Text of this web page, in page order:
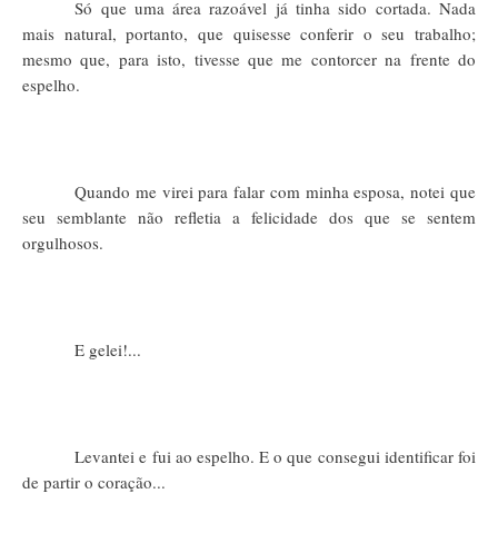
Só que uma área razoável já tinha sido cortada. Nada
mais natural, portanto, que quisesse conferir o seu trabalho;
mesmo que, para isto, tivesse que me contorcer na frente do
espelho.
Quando me virei para falar com minha esposa, notei que
seu semblante não refletia a felicidade dos que se sentem
orgulhosos.
E gelei!...
Levantei e fui ao espelho. E o que consegui identificar foi
de partir o coração...